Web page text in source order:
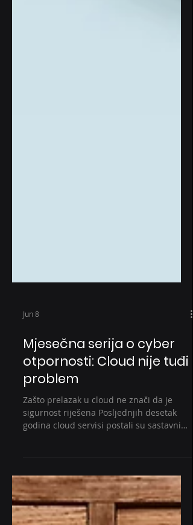
Jun 8
Mjesečna serija o cyber
otpornosti: Cloud nije tuđi
problem
Zašto prelazak u cloud ne znači da je
godina cloud servisi postali su sastavni
Koristimo ih za email, dijeljenje
dokumenata, videokonferencije,
upravljanje projektima, pohranu
podataka i desetine drugih aktivnosti koje